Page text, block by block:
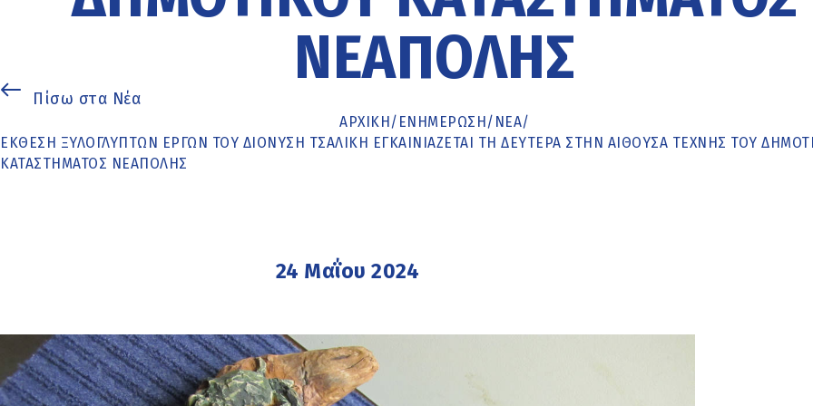
ΝΕΆΠΟΛΗΣ
Πίσω στα Νέα
ΑΡΧΙΚΉ/ ΕΝΗΜΈΡΩΣΗ/ ΝΕΑ/
ΈΚΘΕΣΗ ΞΥΛΌΓΛΥΠΤΩΝ ΈΡΓΩΝ ΤΟΥ ΔΙΟΝΎΣΗ ΤΣΑΛΊΚΗ ΕΓΚΑΙΝΙΆΖΕΤΑΙ ΤΗ ΔΕΥΤΈΡΑ ΣΤΗΝ ΑΊΘΟΥΣΑ ΤΈΧΝΗΣ ΤΟΥ
ΚΑΤΑΣΤΉΜΑΤΟΣ ΝΕΆΠΟΛΗΣ
24 Μαΐου 2024